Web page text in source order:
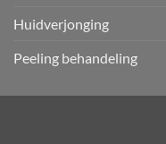
Huidverjonging
Peeling behandeling